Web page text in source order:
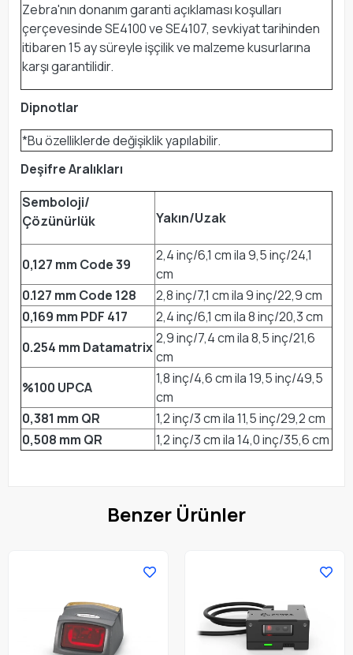
Zebra'nın donanım garanti açıklaması koşulları
çerçevesinde SE4100 ve SE4107, sevkiyat tarihinden
itibaren 15 ay süreyle işçilik ve malzeme kusurlarına
karşı garantilidir.
Dipnotlar
*Bu özelliklerde değişiklik yapılabilir.
Deşifre Aralıkları
Semboloji/
Çözünürlük
Yakın/Uzak
0,127 mm Code 39
2,4 inç/6,1 cm ila 9,5 inç/24,1
cm
0.127 mm Code 128
2,8 inç/7,1 cm ila 9 inç/22,9 cm
0,169 mm PDF 417
2,4 inç/6,1 cm ila 8 inç/20,3 cm
0.254 mm Datamatrix
2,9 inç/7,4 cm ila 8,5 inç/21,6
cm
%100 UPCA
1,8 inç/4,6 cm ila 19,5 inç/49,5
cm
0,381 mm QR
1,2 inç/3 cm ila 11,5 inç/29,2 cm
0,508 mm QR
1,2 inç/3 cm ila 14,0 inç/35,6 cm
Benzer Ürünler